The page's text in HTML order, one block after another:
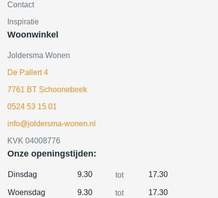
Contact
Inspiratie
Woonwinkel
Joldersma Wonen
De Pallert 4
7761 BT Schoonebeek
0524 53 15 01
info@joldersma-wonen.nl
KVK 04008776
Onze openingstijden:
Dinsdag 9.30 tot 17.30
Woensdag 9.30 tot 17.30